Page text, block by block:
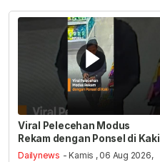
Viral Pelecehan Modus
Rekam dengan Ponsel di Kaki
Dailynews - Kamis , 06 Aug 2026,